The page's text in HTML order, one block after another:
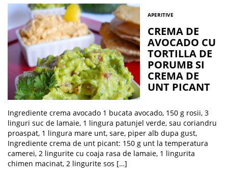
APERITIVE
CREMA DE
AVOCADO CU
TORTILLA DE
PORUMB SI
CREMA DE
UNT PICANT
Ingrediente crema avocado 1 bucata avocado, 150 g rosii, 3
linguri suc de lamaie, 1 lingura patunjel verde, sau coriandru
proaspat, 1 lingura mare unt, sare, piper alb dupa gust,
Ingrediente crema de unt picant: 150 g unt la temperatura
camerei, 2 lingurite cu coaja rasa de lamaie, 1 lingurita
chimen macinat, 2 lingurite sos […]